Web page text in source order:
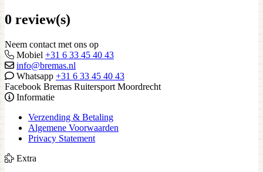
0 review(s)
Neem contact met ons op
Mobiel +31 6 33 45 40 43
info@bremas.nl
Whatsapp +31 6 33 45 40 43
Facebook Bremas Ruitersport Moordrecht
Informatie
Verzending & Betaling
Algemene Voorwaarden
Privacy Statement
Extra